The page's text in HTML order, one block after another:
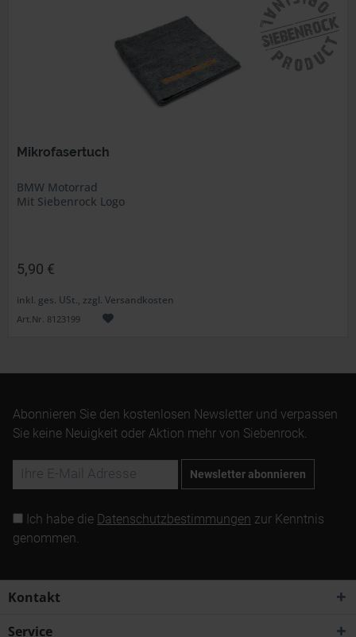
Mikrofasertuch
BMW Motorrad
Mit Siebenrock Logo
5,90 €
inkl. ges. USt., zzgl. Versandkosten
Art.Nr. 8123199
Abonnieren Sie den kostenlosen Newsletter und verpassen
Sie keine Neuigkeit oder Aktion mehr von Siebenrock.
Newsletter abonnieren
Ich habe die Datenschutzbestimmungen zur Kenntnis
genommen.
Kontakt
Service